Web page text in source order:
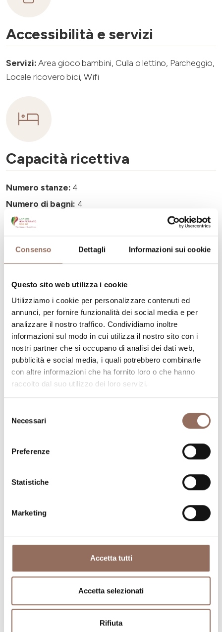
Consenso Dettagli Informazioni sui cookie
Questo sito web utilizza i cookie
Utilizziamo i cookie per personalizzare contenuti ed
annunci, per fornire funzionalità dei social media e per
analizzare il nostro traffico. Condividiamo inoltre
informazioni sul modo in cui utilizza il nostro sito con i
nostri partner che si occupano di analisi dei dati web,
pubblicità e social media, i quali potrebbero combinarle
con altre informazioni che ha fornito loro o che hanno
raccolto dal suo utilizzo dei loro servizi.
delNecessari
Preferenze
Statistiche
Marketing
Accetta tutti
Accetta selezionati
Rifiuta
Accessibilità e servizi
Servizi:Area gioco bambini, Culla o lettino, Parcheggio,
Locale ricovero bici, Wifi
Capacità ricettiva
Numero stanze: 4
Numero di bagni: 4
Numero letti:
La tua vacanza
Pianifica dove dormire, dove mangiare, cosa fare e
visitare in ogni angolo di Langhe Monferrato Roero, con
un occhio al meteo in tempo reale
Dove dormire Dove mangiare